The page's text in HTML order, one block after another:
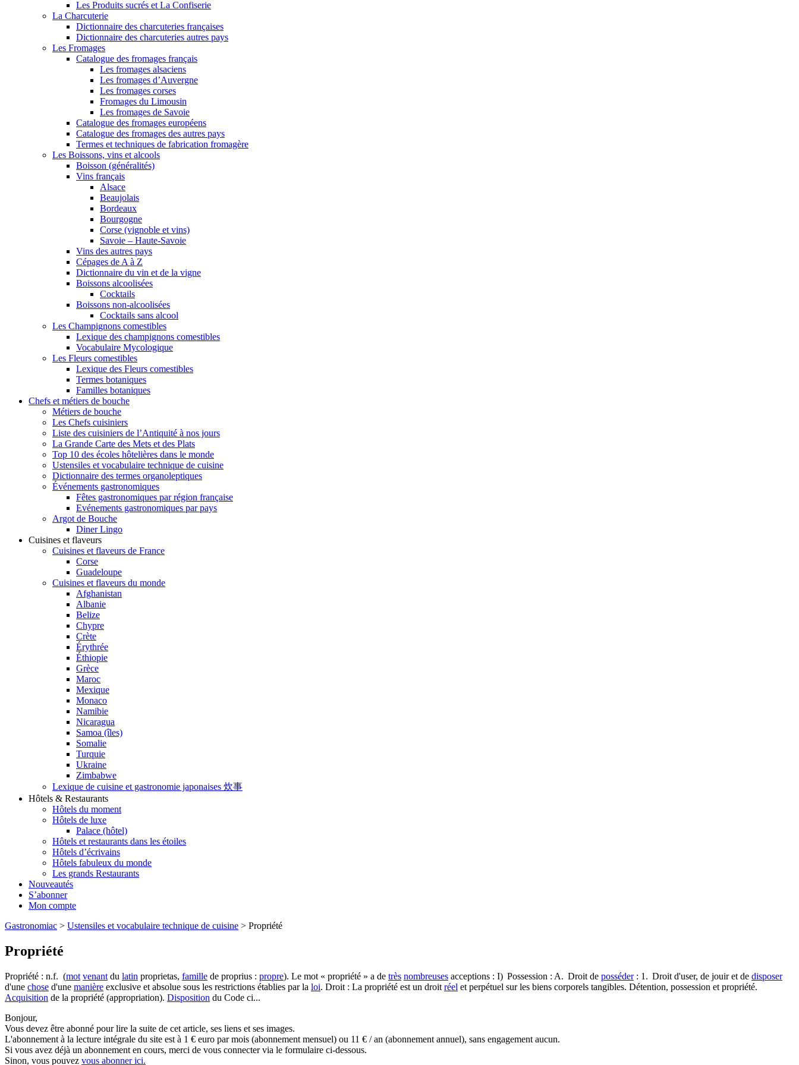
Les Produits sucrés et La Confiserie
La Charcuterie
Dictionnaire des charcuteries françaises
Dictionnaire des charcuteries autres pays
Les Fromages
Catalogue des fromages français
Les fromages alsaciens
Les fromages d’Auvergne
Les fromages corses
Fromages du Limousin
Les fromages de Savoie
Catalogue des fromages européens
Catalogue des fromages des autres pays
Termes et techniques de fabrication fromagère
Les Boissons, vins et alcools
Boisson (généralités)
Vins français
Alsace
Beaujolais
Bordeaux
Bourgogne
Corse (vignoble et vins)
Savoie – Haute-Savoie
Vins des autres pays
Cépages de A à Z
Dictionnaire du vin et de la vigne
Boissons alcoolisées
Cocktails
Boissons non-alcoolisées
Cocktails sans alcool
Les Champignons comestibles
Lexique des champignons comestibles
Vocabulaire Mycologique
Les Fleurs comestibles
Lexique des Fleurs comestibles
Termes botaniques
Familles botaniques
Chefs et métiers de bouche
Métiers de bouche
Les Chefs cuisiniers
Liste des cuisiniers de l’Antiquité à nos jours
La Grande Carte des Mets et des Plats
Top 10 des écoles hôtelières dans le monde
Ustensiles et vocabulaire technique de cuisine
Dictionnaire des termes organoleptiques
Événements gastronomiques
Fêtes gastronomiques par région française
Evénements gastronomiques par pays
Argot de Bouche
Diner Lingo
Cuisines et flaveurs
Cuisines et flaveurs de France
Corse
Guadeloupe
Cuisines et flaveurs du monde
Afghanistan
Albanie
Belize
Chypre
Crète
Érythrée
Éthiopie
Grèce
Maroc
Mexique
Monaco
Namibie
Nicaragua
Samoa (îles)
Somalie
Turquie
Ukraine
Zimbabwe
Lexique de cuisine et gastronomie japonaises 炊事
Hôtels & Restaurants
Hôtels du moment
Hôtels de luxe
Palace (hôtel)
Hôtels et restaurants dans les étoiles
Hôtels d’écrivains
Hôtels fabuleux du monde
Les grands Restaurants
Nouveautés
S’abonner
Mon compte
Gastronomiac > Ustensiles et vocabulaire technique de cuisine > Propriété
Propriété
Propriété : n.f. (mot venant du latin proprietas, famille de proprius : propre). Le mot « propriété » a de très nombreuses acceptions : I) Possession : A. Droit de posséder: 1. Droit d'user, de jouir et de disposer
d'une chose d'une manière exclusive et absolue sous les restrictions établies par la loi. Droit : La propriété est un droit réel et perpétuel sur les biens corporels tangibles. Détention, possession et propriété.
Acquisition de la propriété (appropriation). Disposition du Code ci...
Bonjour,
Vous devez être abonné pour lire la suite de cet article, ses liens et ses images.
L'abonnement à la lecture intégrale du site est à 1 € euro par mois (abonnement mensuel) ou 11 € / an (abonnement annuel), sans engagement aucun.
Si vous avez déjà un abonnement en cours, merci de vous connecter via le formulaire ci-dessous.
Sinon, vous pouvez vous abonner ici.